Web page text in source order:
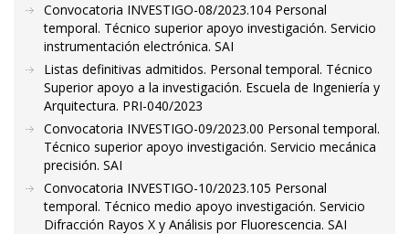
Convocatoria INVESTIGO-08/2023.104 Personal
temporal. Técnico superior apoyo investigación. Servicio
instrumentación electrónica. SAI
Listas definitivas admitidos. Personal temporal. Técnico
Superior apoyo a la investigación. Escuela de Ingeniería y
Arquitectura. PRI-040/2023
Convocatoria INVESTIGO-09/2023.00 Personal temporal.
Técnico superior apoyo investigación. Servicio mecánica
precisión. SAI
Convocatoria INVESTIGO-10/2023.105 Personal
temporal. Técnico medio apoyo investigación. Servicio
Difracción Rayos X y Análisis por Fluorescencia. SAI